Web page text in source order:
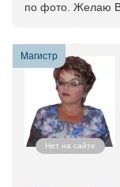
по фото. Желаю
Магистр
Нет на сайте